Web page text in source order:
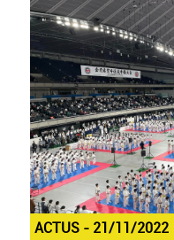
ACTUS 21/11/2022